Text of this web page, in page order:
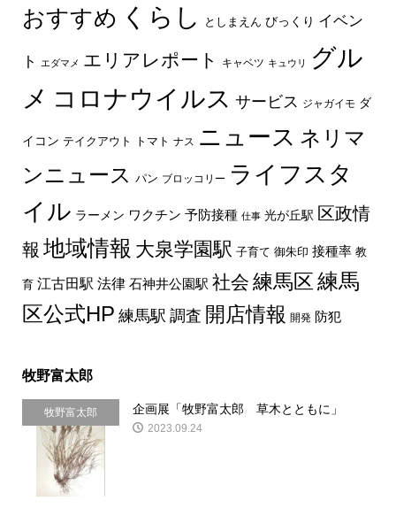
おすすめ くらし としまえん びっくり イベン
ト エダマメ エリアレポート キャベツ キュウリ
グル
メ コロナウイルス サービス ジャガイモ ダ
イコン テイクアウト トマト ナス ニュース ネリマ
ンニュース パン ブロッコリー ライフスタ
イル ラーメン ワクチン 予防接種 仕事 光が丘駅 区政情
報 地域情報 大泉学園駅 子育て 御朱印 接種率 教
育 江古田駅 法律 石神井公園駅 社会 練馬区練馬
区公式HP 練馬駅 調査 開店情報 開発 防犯
牧野富太郎
牧野富太郎 企画展「牧野富太郎 草木とともに」
2023.09.24